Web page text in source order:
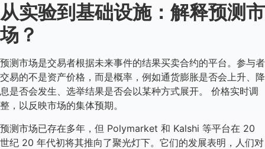
从实验到基础设施：解释预测市
场？
预测市场是交易者根据未来事件的结果买卖合约的平台。参与者
交易的不是资产价格，而是概率，例如通货膨胀是否会上升、降
息是否会发生、选举结果是否会以某种方式展开。 价格实时调
整，以反映市场的集体预期。
预测市场已存在多年，但 Polymarket 和 Kalshi 等平台在 20
世纪 20 年代初将其推向了聚光灯下。它们的发展表明，人们对